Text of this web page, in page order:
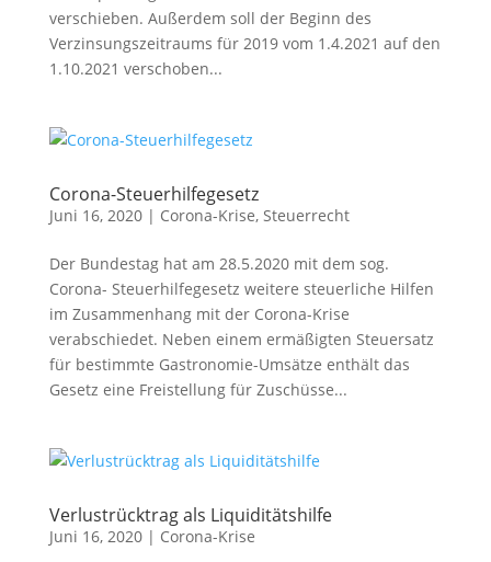
verschieben. Außerdem soll der Beginn des
Verzinsungszeitraums für 2019 vom 1.4.2021 auf den
1.10.2021 verschoben...
Corona-Steuerhilfegesetz
Juni 16, 2020| Corona-Krise, Steuerrecht
Der Bundestag hat am 28.5.2020 mit dem sog.
Corona- Steuerhilfegesetz weitere steuerliche Hilfen
im Zusammenhang mit der Corona-Krise
verabschiedet. Neben einem ermäßigten Steuersatz
für bestimmte Gastronomie-Umsätze enthält das
Gesetz eine Freistellung für Zuschüsse...
Verlustrücktrag als Liquiditätshilfe
Juni 16, 2020| Corona-Krise